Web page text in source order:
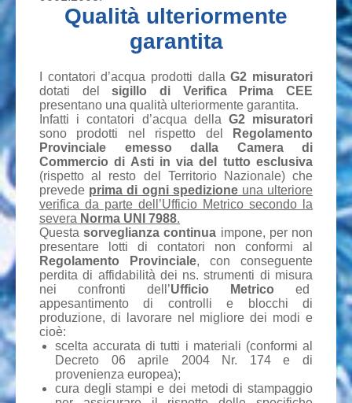
Qualità ulteriormente
garantita
I contatori d’acqua prodotti dallaG2 misuratori
dotati delsigillo di Verifica Prima CEE
presentano una qualità ulteriormente garantita.
Infatti i contatori d’acqua della G2 misuratori
sono prodotti nel rispetto del
Regolamento
Provinciale emesso dalla Camera di
Commercio di Asti in via del tutto esclusiva
(rispetto al resto del Territorio Nazionale) che
prevede prima di ogni spedizioneuna ulteriore
verifica da parte dell’Ufficio Metrico secondo la
severa Norma UNI 7988.
Questasorveglianza continua impone, per non
presentare lotti di contatori non conformi al
Regolamento Provinciale, con conseguente
perdita di affidabilità dei ns. strumenti di misura
nei confronti dell’Ufficio Metrico ed
appesantimento di controlli e blocchi di
produzione, di lavorare nel migliore dei modi e
cioè:
scelta accurata di tutti i materiali (conformi al
Decreto 06 aprile 2004 Nr. 174 e di
provenienza europea);
cura degli stampi e dei metodi di stampaggio